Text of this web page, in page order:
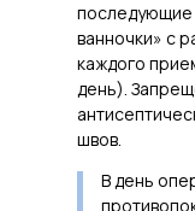
В день
последующие
ванночки» с
каждого
день).
швов.